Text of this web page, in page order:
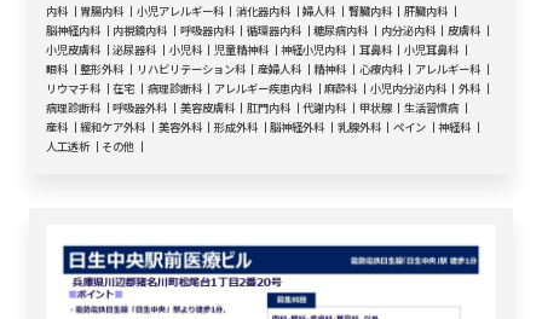
内科 胃腸内科 小児アレルギー科 消化器内科 婦人科 腎臓内科
肝臓内科
脳神経内科
内視鏡内科 呼吸器内科 循環器内科 糖尿病内科 内分泌内科
皮膚科
小児皮膚科
泌尿器科 小児科 児童精神科 神経小児内科 耳鼻科
小児耳鼻科
眼科
整形外科 リハビリテーション科 産婦人科 精神科 心療内科
アレルギー科
リウマチ科
在宅 病理診断科 アレルギー疾患内科 麻酔科 小児内分泌内科
外科
病理診断科
呼吸器外科 美容皮膚科 肛門内科 代謝内科 甲状腺
生活習慣病
産科
緩和ケア外科 美容外科 形成外科 脳神経外科 乳腺外科 ペイン
神経科
人工透析
その他